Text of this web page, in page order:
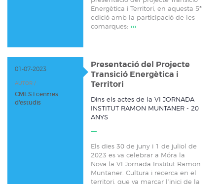
Energètica i Territori, en aquesta 5ª
edició amb la participació de les
comarques: ›››
01-07-2023
AUTOR /
CMES i centres
d'estudis
Presentació del Projecte
Transició Energètica i
Territori
Dins els actes de la VI JORNADA
INSTITUT RAMON MUNTANER - 20
ANYS
Els dies 30 de juny i 1 de juliol de
2023 es va celebrar a Móra la
Nova la VI Jornada Institut Ramon
Muntaner. Cultura i recerca en el
territori, que va marcar l’inici de la